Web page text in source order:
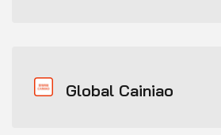
Global Cainiao